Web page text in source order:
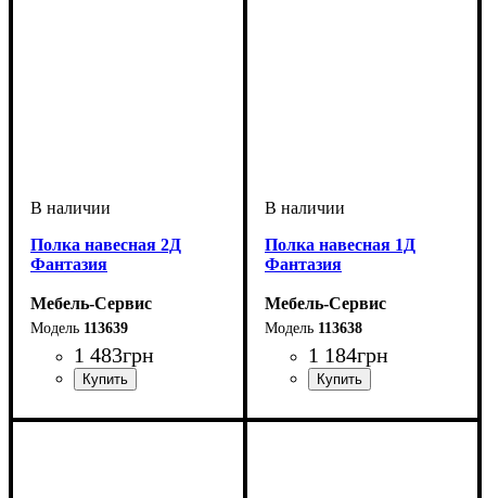
Полка навесная 2Д
Фантазия
Мебель-Сервис
113639
1 483грн
Полка навесная 1Д
Фантазия
Мебель-Сервис
113638
1 184грн